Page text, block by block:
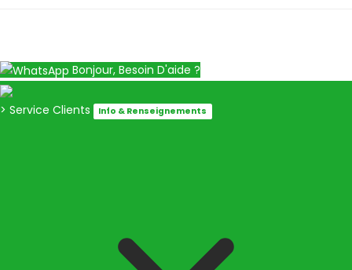
Bonjour, Besoin D'aide ?
> Service Clients Info & Renseignements